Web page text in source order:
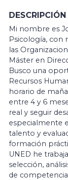
DESCRIPCIÓN
Mi nombre es
Psicología, con
las
Máster en
Busco una
Recursos
horario de
entre 4 y 6
real y seguir
especialmente
talento y
formación
UNED he
selección,
de